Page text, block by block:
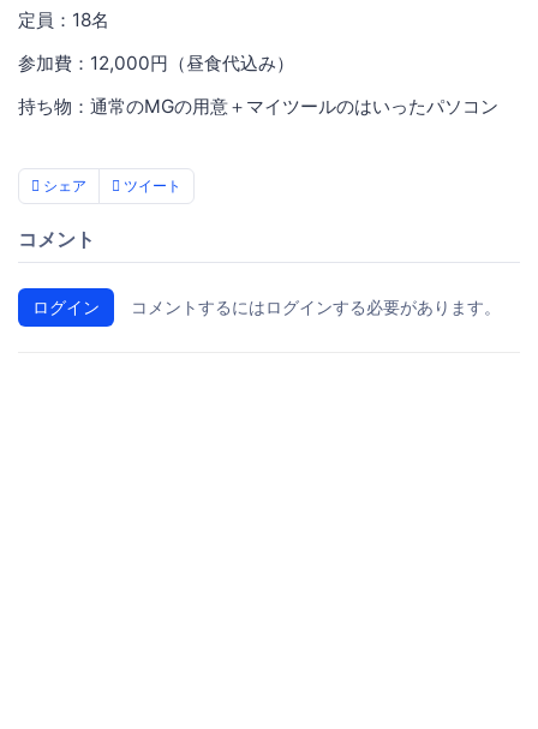
定員：18名
参加費：12,000円（昼食代込み）
持ち物：通常のMGの用意＋マイツールのはいったパソコン
シェア ツイート
コメント
ログイン コメントするにはログインする必要があります。